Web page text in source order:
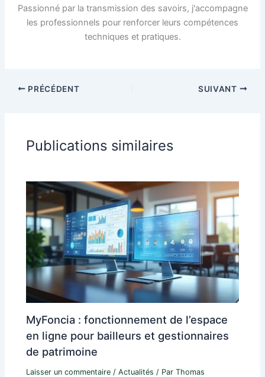
Passionné par la transmission des savoirs, j'accompagne
les professionnels pour renforcer leurs compétences
techniques et pratiques.
PRÉCÉDENT SUIVANT
Publications similaires
MyFoncia : fonctionnement de l’espace
en ligne pour bailleurs et gestionnaires
de patrimoine
Laisser un commentaire /Actualités / ParThomas